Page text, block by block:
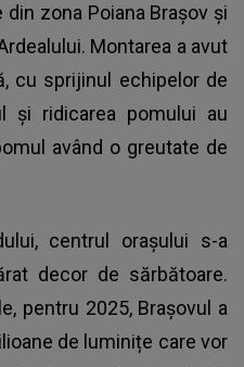
zona Poiana Brașov și
Montarea a avut
cu sprijinul echipelor de
și ridicarea pomului au
având o greutate de
centrul orașului s-a
decor de sărbătoare.
pentru 2025, Brașovul a
de luminițe care vor